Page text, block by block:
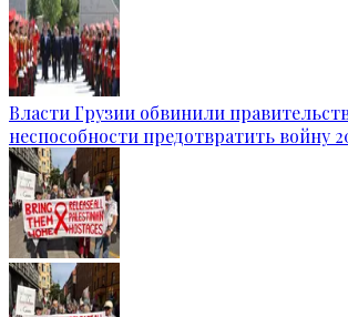
Власти Грузии обвинили
неспособности предотвратить войну